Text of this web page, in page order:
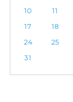
10
11
17
18
24
25
31